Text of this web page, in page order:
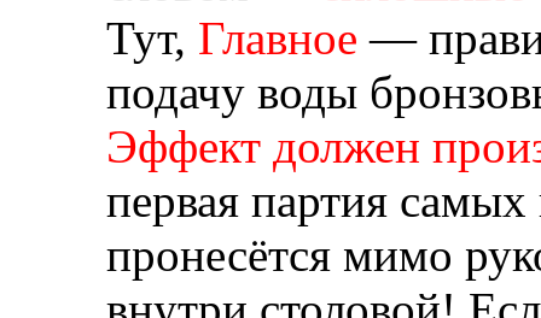
Тут, Главное —
подачу воды
Эффект должен
первая партия
пронесётся мимо